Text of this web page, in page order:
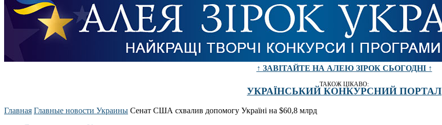
↑ ЗАВІТАЙТЕ НА АЛЕЮ ЗІРОК СЬОГОДНІ ↑
ТАКОЖ ЦІКАВО:
УКРАЇНСЬКИЙ КОНКУРСНИЙ ПОРТАЛ
Главная Главные новости Украины Сенат США схвалив допомогу Україні на $60,8 млрд